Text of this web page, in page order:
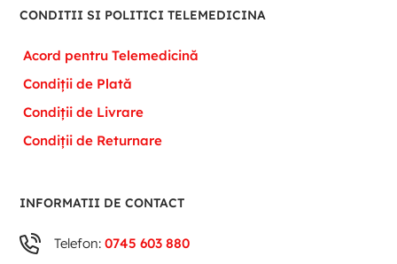
CONDITII SI POLITICI TELEMEDICINA
Acord pentru Telemedicină
Condiții de Plată
Condiții de Livrare
Condiții de Returnare
INFORMATII DE CONTACT
Telefon:0745 603 880